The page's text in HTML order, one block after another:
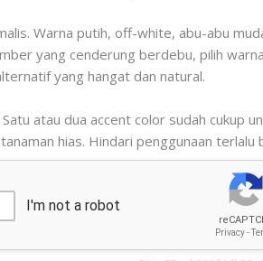
Warna putih, off-white, abu-abu
yang cenderung berdebu, pilih
yang hangat dan natural.
atau dua accent color sudah cukup
hias. Hindari penggunaan terlalu
memantulkan cahaya dan
glossy lebih mudah menunjukkan